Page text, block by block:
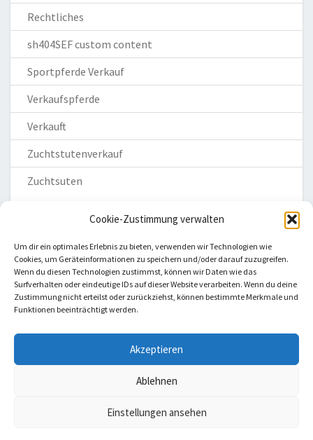
Cookie-Zustimmung verwalten
Um dir ein optimales Erlebnis zu bieten, verwenden wir Technologien wie
Cookies, um Geräteinformationen zu speichern und/oder darauf zuzugreifen.
Wenn du diesen Technologien zustimmst, können wir Daten wie das
Surfverhalten oder eindeutige IDs auf dieser Website verarbeiten. Wenn du deine
Zustimmung nicht erteilst oder zurückziehst, können bestimmte Merkmale und
Funktionen beeinträchtigt werden.
Akzeptieren
Ablehnen
Einstellungen ansehen
Rechtliches
sh404SEF custom content
Sportpferde Verkauf
Verkaufspferde
Verkauft
Zuchtstutenverkauf
Zuchtsuten
Homepage
Impressum
Cookie-Richtlinie (EU)